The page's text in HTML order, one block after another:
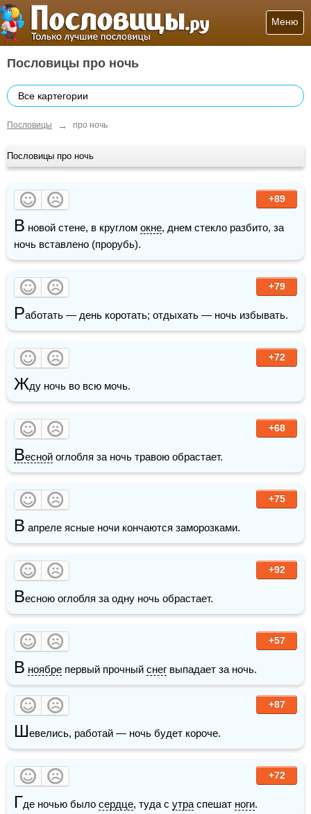
Меню
Пословицы про ночь
Все картегории
Пословицы → про ночь
Пословицы про ночь
+89
В новой стене, в круглом окне, днем стекло разбито, за
ночь вставлено (прорубь).
+79
Работать — день коротать; отдыхать — ночь избывать.
+72
Жду ночь во всю мочь.
+68
Весной оглобля за ночь травою обрастает.
+75
В апреле ясные ночи кончаются заморозками.
+92
Весною оглобля за одну ночь обрастает.
+57
В ноябре первый прочный снег выпадает за ночь.
+87
Шевелись, работай — ночь будет короче.
+72
Где ночью было сердце, туда с утра спешат ноги.